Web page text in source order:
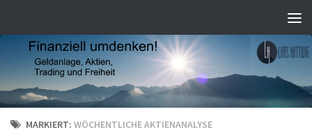
MARKIERT: WÖCHENTLICHE AKTIENANALYSE